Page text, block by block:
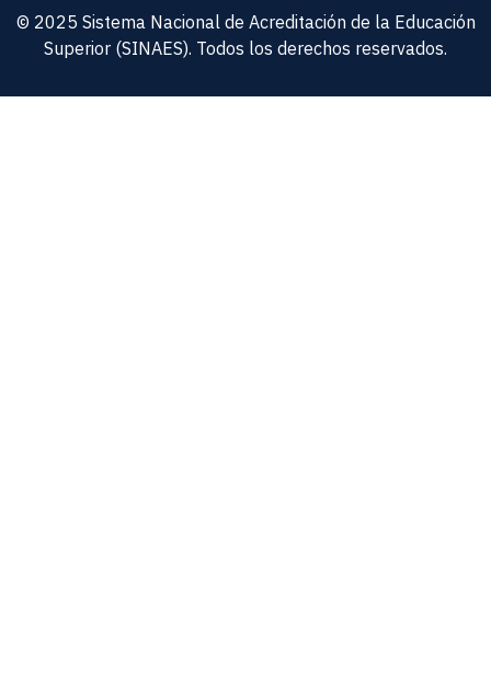
© 2025 Sistema Nacional de Acreditación de la Educación
Superior (SINAES). Todos los derechos reservados.